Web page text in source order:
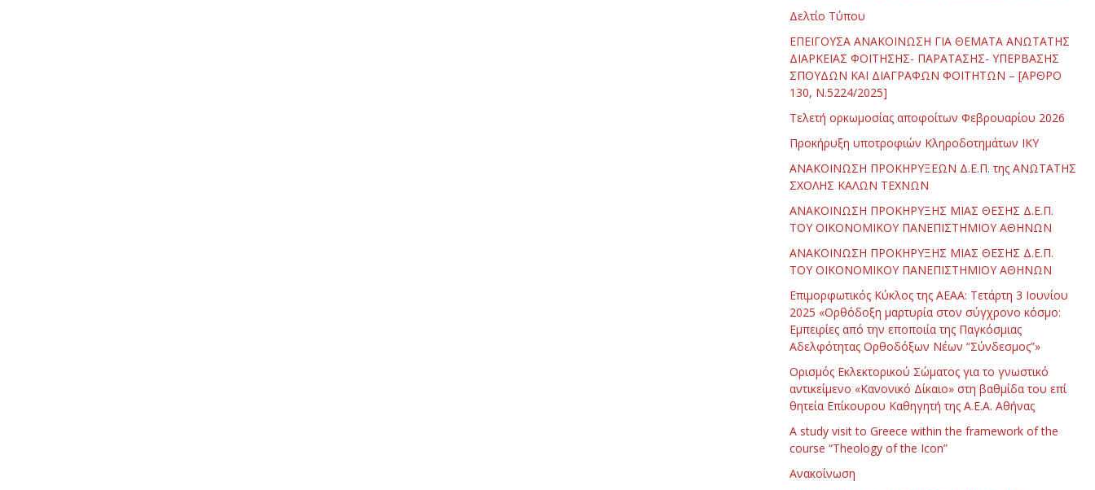
Δελτίο Τύπου
ΕΠΕΙΓΟΥΣΑ ΑΝΑΚΟΙΝΩΣΗ ΓΙΑ ΘΕΜΑΤΑ ΑΝΩΤΑΤΗΣ
ΔΙΑΡΚΕΙΑΣ ΦΟΙΤΗΣΗΣ- ΠΑΡΑΤΑΣΗΣ- ΥΠΕΡΒΑΣΗΣ
ΣΠΟΥΔΩΝ ΚΑΙ ΔΙΑΓΡΑΦΩΝ ΦΟΙΤΗΤΩΝ – [ΑΡΘΡΟ
130, Ν.5224/2025]
Τελετή ορκωμοσίας αποφοίτων Φεβρουαρίου 2026
Προκήρυξη υποτροφιών Κληροδοτημάτων ΙΚΥ
ΑΝΑΚΟΙΝΩΣΗ ΠΡΟΚΗΡΥΞΕΩΝ Δ.Ε.Π. της ΑΝΩΤΑΤΗΣ
ΣΧΟΛΗΣ ΚΑΛΩΝ ΤΕΧΝΩΝ
ΑΝΑΚΟΙΝΩΣΗ ΠΡΟΚΗΡΥΞΗΣ ΜΙΑΣ ΘΕΣΗΣ Δ.Ε.Π.
ΤΟΥ ΟΙΚΟΝΟΜΙΚΟΥ ΠΑΝΕΠΙΣΤΗΜΙΟΥ ΑΘΗΝΩΝ
ΑΝΑΚΟΙΝΩΣΗ ΠΡΟΚΗΡΥΞΗΣ ΜΙΑΣ ΘΕΣΗΣ Δ.Ε.Π.
ΤΟΥ ΟΙΚΟΝΟΜΙΚΟΥ ΠΑΝΕΠΙΣΤΗΜΙΟΥ ΑΘΗΝΩΝ
Επιμορφωτικός Κύκλος της ΑΕΑΑ: Τετάρτη 3 Ιουνίου
2025 «Ορθόδοξη μαρτυρία στον σύγχρονο κόσμο:
Εμπειρίες από την εποποιία της Παγκόσμιας
Αδελφότητας Ορθοδόξων Νέων “Σύνδεσμος”»
Ορισμός Εκλεκτορικού Σώματος για το γνωστικό
αντικείμενο «Κανονικό Δίκαιο» στη βαθμίδα του επί
θητεία Επίκουρου Καθηγητή της Α.Ε.Α. Αθήνας
Α study visit to Greece within the framework of the
course “Theology of the Icon”
Ανακοίνωση